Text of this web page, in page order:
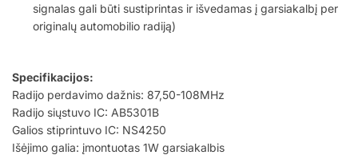
signalas gali būti sustiprintas ir išvedamas į garsiakalbį per
originalų automobilio radiją)
Specifikacijos:
Radijo perdavimo dažnis: 87,50-108MHz
Radijo siųstuvo IC: AB5301B
Galios stiprintuvo IC: NS4250
Išėjimo galia: įmontuotas 1W garsiakalbis